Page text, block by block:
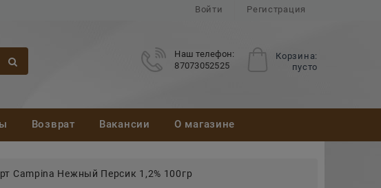
Войти Регистрация
Корзина:
пусто
Наш телефон:
87073052525
Возврат Вакансии О магазине
Campina Нежный Персик 1,2% 100гр